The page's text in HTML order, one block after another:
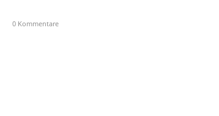
0 Kommentare